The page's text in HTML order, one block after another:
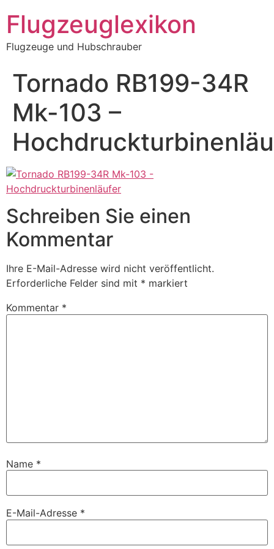
Inhalt
springen
Flugzeuglexikon
Flugzeuge und Hubschrauber
Tornado RB199-34R
Mk-103 –
Schreiben Sie einen
Kommentar
Ihre E-Mail-Adresse wird nicht veröffentlicht.
Erforderliche Felder sind mit * markiert
Kommentar *
Name *
E-Mail-Adresse *